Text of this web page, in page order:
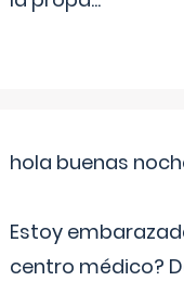
hola buenas
Estoy
centro médico?